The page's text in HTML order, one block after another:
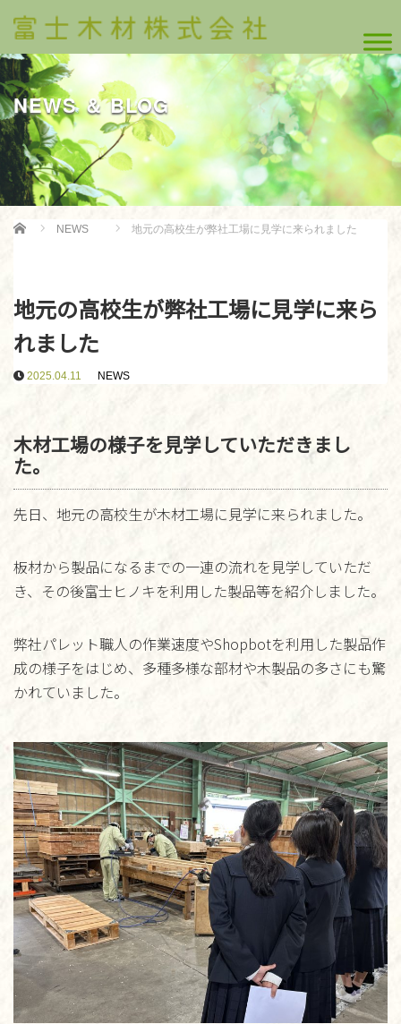
NEWS ＆ BLOG
Home NEWS 地元の高校生が弊社工場に見学に来られました
地元の高校生が弊社工場に見学に来ら
れました
2025.04.11 NEWS
木材工場の様子を見学していただきまし
た。
先日、地元の高校生が木材工場に見学に来られました。
板材から製品になるまでの一連の流れを見学していただ
き、その後富士ヒノキを利用した製品等を紹介しました。
弊社パレット職人の作業速度やShopbotを利用した製品作
成の様子をはじめ、多種多様な部材や木製品の多さにも驚
かれていました。